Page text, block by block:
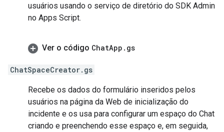
usuários usando o serviço de diretório do SDK Admin
no Apps Script.
Ver o código ChatApp . gs
ChatSpaceCreator.gs
Recebe os dados do formulário inseridos pelos
usuários na página da Web de inicialização do
incidente e os usa para configurar um espaço do Chat
criando e preenchendo esse espaço e, em seguida,